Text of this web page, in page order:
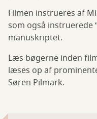
Filmen instrueres af
som også instruerede
manuskriptet.
Læs bøgerne inden
læses op af
Søren Pilmark.